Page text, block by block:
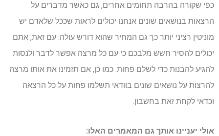
כפי שקורה בהרבה תחומים אחרים, גם כאשר מדברים על
הרצאות בנושאים שונים אנחנו יכולים לראות שככל שלאדם יש
מוניטין רציני יותר כך גם המחיר שהוא דורש עולה. עם זאת, אתם
יכולים להסיר חשש מלבכם כי עם כל מרצה אפשר לדבר ולנסות
להגיע להבנות כדי לשלם פחות. כמו כן, אם תזמינו את אותו מרצה
להרצות על נושאים שונים בוודאי תשלמו פחות על כל הרצאה
וכדאי לקחת זאת בחשבון.
אולי יעניינו אותך גם המאמרים האלו: